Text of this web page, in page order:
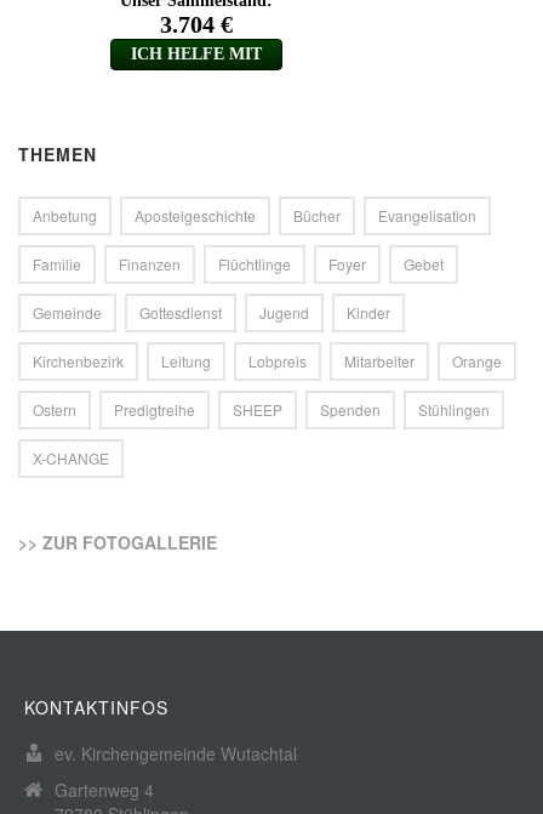
THEMEN
Anbetung Apostelgeschichte Bücher Evangelisation
Familie Finanzen Flüchtlinge Foyer Gebet
Gemeinde Gottesdienst Jugend Kinder
Kirchenbezirk Leitung Lobpreis Mitarbeiter Orange
Ostern Predigtreihe SHEEP Spenden Stühlingen
X-CHANGE
>> ZUR FOTOGALLERIE
KONTAKTINFOS
ev. Kirchengemeinde Wutachtal
Gartenweg 4